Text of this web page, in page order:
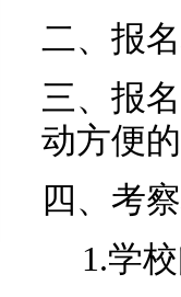
二、报
三、报
动方便
四、考
1.学